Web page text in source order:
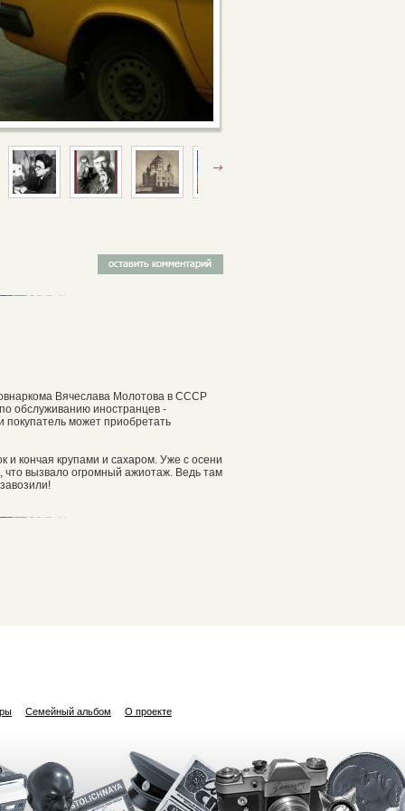
Вячеслава Молотова в СССР
обслуживанию иностранцев -
покупатель может приобретать
и кончая крупами и сахаром. Уже с осени
что вызвало огромный ажиотаж. Ведь там
Семейный альбом О проекте